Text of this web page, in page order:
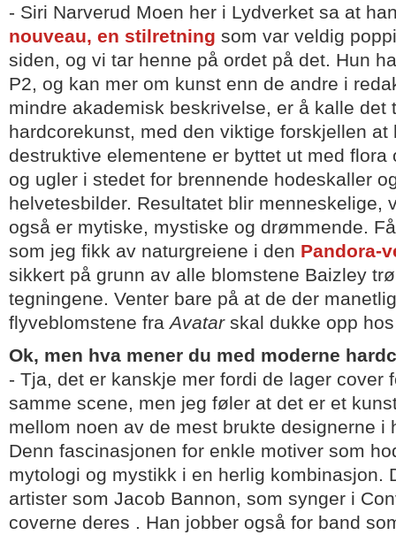
- Siri Narverud Moen her i Lydverket sa at
nouveau, en stilretning som var veldig
siden, og vi tar henne på ordet på det. Hun
P2, og kan mer om kunst enn de andre i
mindre akademisk beskrivelse, er å kalle det
hardcorekunst, med den viktige forskjellen at
destruktive elementene er byttet ut med flora
og ugler i stedet for brennende hodeskaller
helvetesbilder. Resultatet blir menneskelige,
også er mytiske, mystiske og drømmende.
som jeg fikk av naturgreiene i den Pandora-
sikkert på grunn av alle blomstene Baizley
tegningene. Venter bare på at de der
flyveblomstene fraAvatarskal dukke opp
Ok, men hva mener du med moderne
- Tja, det er kanskje mer fordi de lager cover
samme scene, men jeg føler at det er et
mellom noen av de mest brukte designerne i
Denn fascinasjonen for enkle motiver som
mytologi og mystikk i en herlig kombinasjon.
artister som Jacob Bannon, som synger i
coverne deres . Han jobber også for band